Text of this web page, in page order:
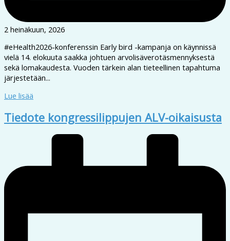
2 heinäkuun, 2026
#eHealth2026-konferenssin Early bird -kampanja on käynnissä
vielä 14. elokuuta saakka johtuen arvolisäverotäsmennyksestä
sekä lomakaudesta. Vuoden tärkein alan tieteellinen tapahtuma
järjestetään...
Lue lisää
Tiedote kongressilippujen ALV-oikaisusta